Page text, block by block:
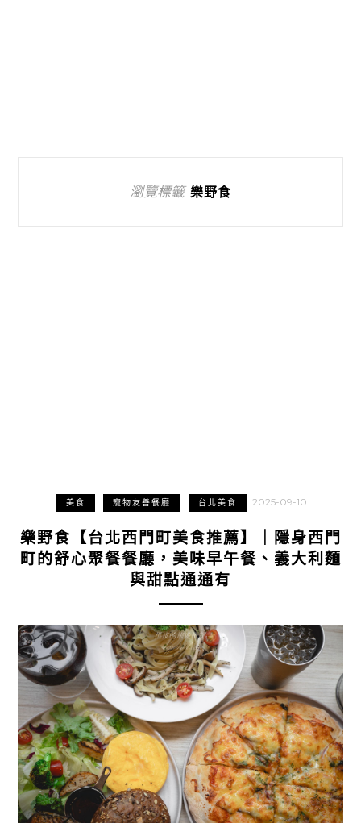
瀏覽標籤 樂野食
美食 寵物友善餐廳 台北美食 2025-09-10
樂野食【台北西門町美食推薦】｜隱身西門
町的舒心聚餐餐廳，美味早午餐、義大利麵
與甜點通通有